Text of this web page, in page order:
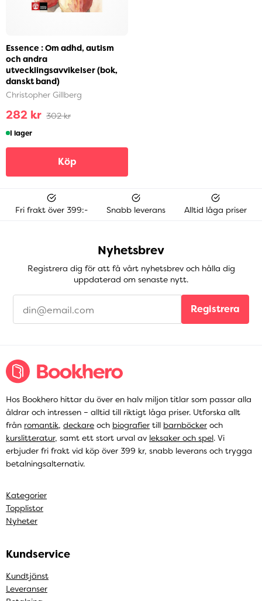
Essence : Om adhd, autism
och andra
utvecklingsavvikelser (bok,
danskt band)
Christopher Gillberg
282 kr 302 kr
I lager
Köp
Fri frakt över 399:- Snabb leverans Alltid låga priser
Nyhetsbrev
Registrera dig för att få vårt nyhetsbrev och hålla dig
uppdaterad om senaste nytt.
Registrera
Hos Bookhero hittar du över en halv miljon titlar som passar alla
åldrar och intressen – alltid till riktigt låga priser. Utforska allt
från romantik, deckare och biografier till barnböcker och
kurslitteratur, samt ett stort urval av leksaker och spel. Vi
erbjuder fri frakt vid köp över 399 kr, snabb leverans och trygga
betalningsalternativ.
Kategorier
Topplistor
Nyheter
Kundservice
Kundtjänst
Leveranser